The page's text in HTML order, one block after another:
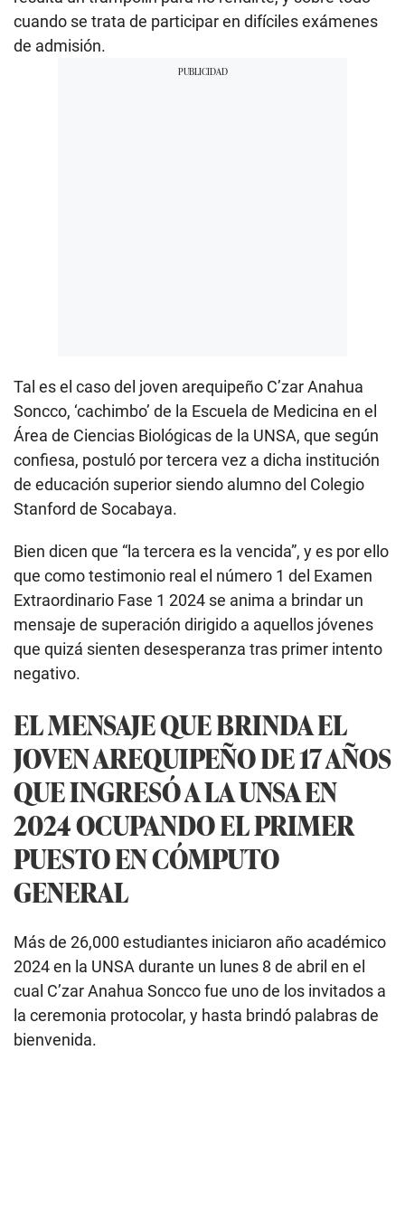
cuando se trata de participar en difíciles exámenes
de admisión.
Tal es el caso del joven arequipeño C’zar Anahua
Soncco, ‘cachimbo’ de la Escuela de Medicina en el
Área de Ciencias Biológicas de la UNSA, que según
confiesa, postuló por tercera vez a dicha institución
de educación superior siendo alumno del Colegio
Stanford de Socabaya.
Bien dicen que “la tercera es la vencida”, y es por ello
que como testimonio real el número 1 del Examen
Extraordinario Fase 1 2024 se anima a brindar un
mensaje de superación dirigido a aquellos jóvenes
que quizá sienten desesperanza tras primer intento
negativo.
EL MENSAJE QUE BRINDA EL
JOVEN AREQUIPEÑO DE 17 AÑOS
QUE INGRESÓ A LA UNSA EN
2024 OCUPANDO EL PRIMER
PUESTO EN CÓMPUTO
GENERAL
Más de 26,000 estudiantes iniciaron año académico
2024 en la UNSA durante un lunes 8 de abril en el
cual C’zar Anahua Soncco fue uno de los invitados a
la ceremonia protocolar, y hasta brindó palabras de
bienvenida.